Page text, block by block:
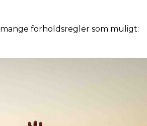
forholdsregler som muligt: